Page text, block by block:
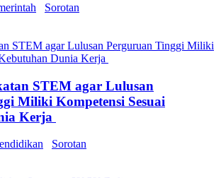
Sorotan
STEM agar Lulusan
Miliki Kompetensi Sesuai
Kerja
Sorotan